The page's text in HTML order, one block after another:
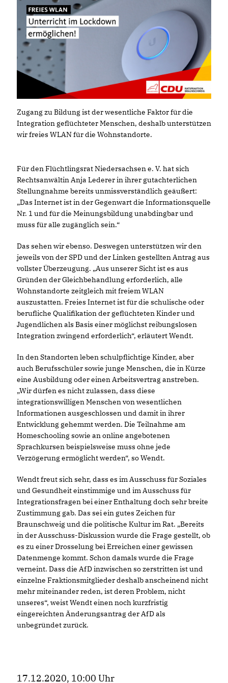
Zugang zu Bildung ist der wesentliche Faktor für die
Integration geflüchteter Menschen, deshalb unterstützen
wir freies WLAN für die Wohnstandorte.
Für den Flüchtlingsrat Niedersachsen e. V. hat sich
Rechtsanwältin Anja Lederer in ihrer gutachterlichen
Stellungnahme bereits unmissverständlich geäußert:
Das Internet ist in der Gegenwart die Informationsquelle
Nr. 1 und für die Meinungsbildung unabdingbar und
muss für alle zugänglich sein.“
Das sehen wir ebenso. Deswegen unterstützen wir den
jeweils von der SPD und der Linken gestellten Antrag aus
vollster Überzeugung. „Aus unserer Sicht ist es aus
Gründen der Gleichbehandlung erforderlich, alle
Wohnstandorte zeitgleich mit freiem WLAN
auszustatten. Freies Internet ist für die schulische oder
berufliche Qualifikation der geflüchteten Kinder und
Jugendlichen als Basis einer möglichst reibungslosen
Integration zwingend erforderlich“, erläutert Wendt.
In den Standorten leben schulpflichtige Kinder, aber
auch Berufsschüler sowie junge Menschen, die in Kürze
eine Ausbildung oder einen Arbeitsvertrag anstreben.
Wir dürfen es nicht zulassen, dass diese
integrationswilligen Menschen von wesentlichen
Informationen ausgeschlossen und damit in ihrer
Entwicklung gehemmt werden. Die Teilnahme am
Homeschooling sowie an online angebotenen
Sprachkursen beispielsweise muss ohne jede
Verzögerung ermöglicht werden“, so Wendt.
Wendt freut sich sehr, dass es im Ausschuss für Soziales
und Gesundheit einstimmige und im Ausschuss für
Integrationsfragen bei einer Enthaltung doch sehr breite
Zustimmung gab. Das sei ein gutes Zeichen für
Braunschweig und die politische Kultur im Rat. „Bereits
in der Ausschuss-Diskussion wurde die Frage gestellt, ob
es zu einer Drosselung bei Erreichen einer gewissen
Datenmenge kommt. Schon damals wurde die Frage
verneint. Dass die AfD inzwischen so zerstritten ist und
einzelne Fraktionsmitglieder deshalb anscheinend nicht
mehr miteinander reden, ist deren Problem, nicht
unseres“, weist Wendt einen noch kurzfristig
eingereichten Änderungsantrag der AfD als
unbegründet zurück.
17.12.2020, 10:00 Uhr